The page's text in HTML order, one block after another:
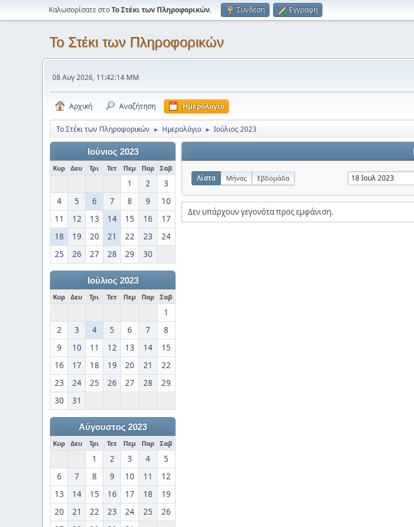
Καλωσορίσατε στοΤο Στέκι των Πληροφορικών. Σύνδεση Εγγραφή
Το Στέκι των Πληροφορικών
08 Αυγ 2026, 11:42:14 ΜΜ
Αρχική Αναζήτηση Ημερολόγιο
Το Στέκι των Πληροφορικών ► Ημερολόγιο ► Ιούλιος 2023
Ιούνιος 2023
Κυρ Δευ Τρι Τετ Πεμ Παρ Σαβ
1 2
3
4
5 6 7 8 9
10
11
12 13 14 15 16
17
18
19 20 21 22 23
24
25
26 27 28 29 30
Ιούλιος 2023
Κυρ Δευ Τρι Τετ Πεμ Παρ Σαβ
1
2
3 4 5 6 7
8
9
10 11 12 13 14
15
16
17 18 19 20 21
22
23
24 25 26 27 28
29
30
31
Αύγουστος 2023
Κυρ Δευ Τρι Τετ Πεμ Παρ Σαβ
1 2 3 4
5
6
7 8 9 10 11
12
13
14 15 16 17 18
19
20
21 22 23 24 25
26
Λίστα Μήνας Εβδομάδα
Δεν υπάρχουν γεγονότα προς εμφάνιση.